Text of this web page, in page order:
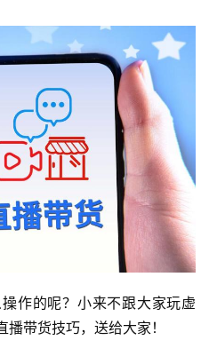
作的呢？小来不跟大家玩虚
带货技巧，送给大家！